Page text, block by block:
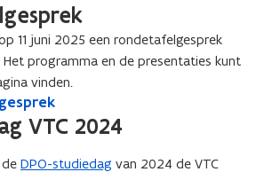
b
e
d
11 juni 2025 een rondetafelgesprek
programma en de presentaties kunt
vinden.
VTC 2024
DPO-studiedag van 2024 de VTC